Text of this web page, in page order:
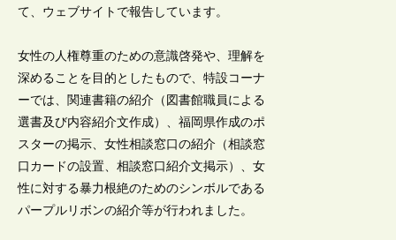
て、ウェブサイトで報告しています。
女性の人権尊重のための意識啓発や、理解を
深めることを目的としたもので、特設コーナ
ーでは、関連書籍の紹介（図書館職員による
選書及び内容紹介文作成）、福岡県作成のポ
スターの掲示、女性相談窓口の紹介（相談窓
口カードの設置、相談窓口紹介文掲示）、女
性に対する暴力根絶のためのシンボルである
パープルリボンの紹介等が行われました。